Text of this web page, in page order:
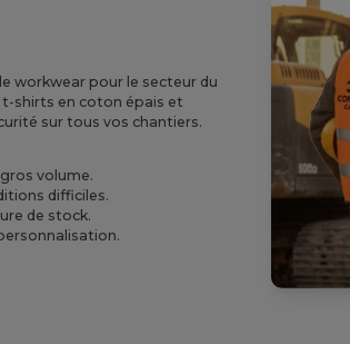
workwear pour le secteur du
shirts en coton épais et
sur tous vos chantiers.
volume.
difficiles.
de stock.